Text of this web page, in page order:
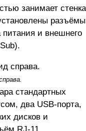
занимает стенка
разъёмы
и внешнего
стандартных
два USB-порта,
дисков и